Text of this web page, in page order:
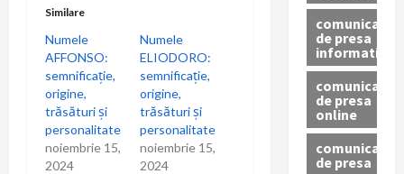
Similare
Numele
AFFONSO:
semnificație,
origine,
trăsături și
personalitate
noiembrie 15,
2024
Numele
ELIODORO:
semnificație,
origine,
trăsături și
personalitate
noiembrie 15,
2024
comunicat
de presa
informativ
comunicat
de presa
online
comunicate
de presa